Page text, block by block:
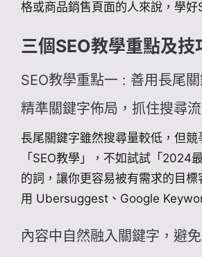
格或商品銷售頁面的人來說，學
三個SEO教學重點及技
SEO教學重點一 : 善用長尾
精準關鍵字佈局，抓住搜尋
長尾關鍵字雖然搜尋量較低，但
「SEO教學」，不如試試「2024
的詞，讓你更容易被有需求的目
用 Ubersuggest、Google
內容中自然融入關鍵字，避